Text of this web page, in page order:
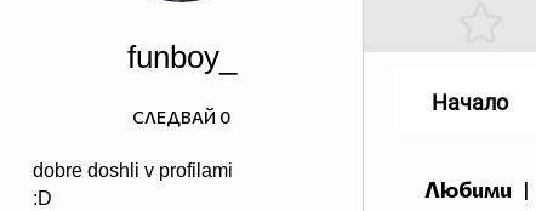
funboy_
dobre doshli v profilami
:D
СЛЕДВАЙ 0
Любими |
Начало